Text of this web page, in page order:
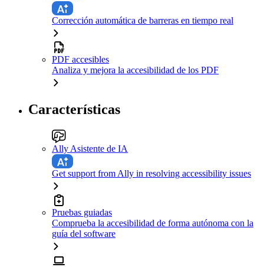
Corrección automática de barreras en tiempo real
PDF accesibles
Analiza y mejora la accesibilidad de los PDF
Características
Ally Asistente de IA
Get support from Ally in resolving accessibility issues
Pruebas guiadas
Comprueba la accesibilidad de forma autónoma con la
guía del software